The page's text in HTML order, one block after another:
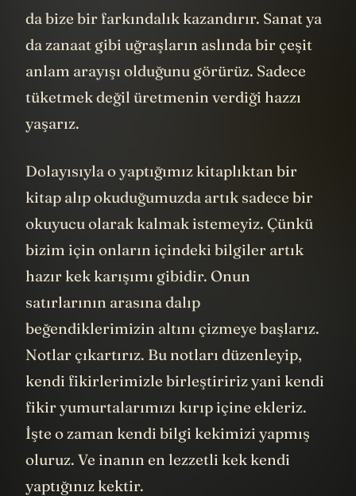
da bize bir farkındalık kazandırır. Sanat ya
da zanaat gibi uğraşların aslında bir çeşit
anlam arayışı olduğunu görürüz. Sadece
tüketmek değil üretmenin verdiği hazzı
yaşarız.
Dolayısıyla o yaptığımız kitaplıktan bir
kitap alıp okuduğumuzda artık sadece bir
okuyucu olarak kalmak istemeyiz. Çünkü
bizim için onların içindeki bilgiler artık
hazır kek karışımı gibidir. Onun
satırlarının arasına dalıp
beğendiklerimizin altını çizmeye başlarız.
Notlar çıkartırız. Bu notları düzenleyip,
kendi fikirlerimizle birleştiririz yani kendi
fikir yumurtalarımızı kırıp içine ekleriz.
İşte o zaman kendi bilgi kekimizi yapmış
oluruz. Ve inanın en lezzetli kek kendi
yaptığınız kektir.